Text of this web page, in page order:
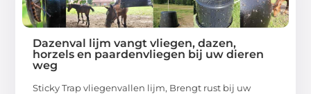
Dazenval lijm vangt vliegen, dazen,
horzels en paardenvliegen bij uw dieren
weg
Sticky Trap vliegenvallen lijm, Brengt rust bij uw